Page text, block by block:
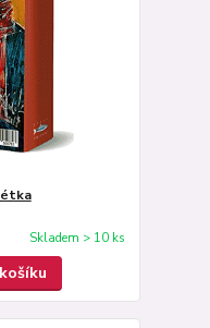
Skladem > 10 ks